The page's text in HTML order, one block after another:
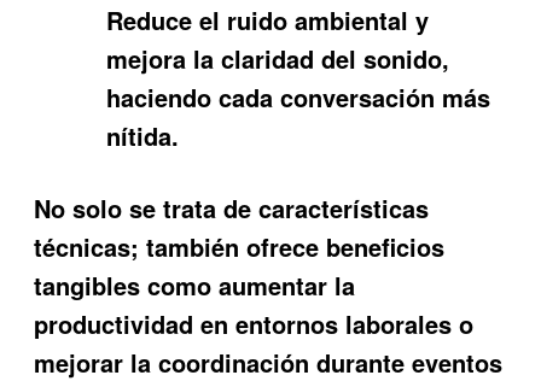
Reduce el ruido ambiental y
mejora la claridad del sonido,
haciendo cada conversación más
nítida.
No solo se trata de características
técnicas; también ofrece beneficios
tangibles como aumentar la
productividad en entornos laborales o
mejorar la coordinación durante eventos